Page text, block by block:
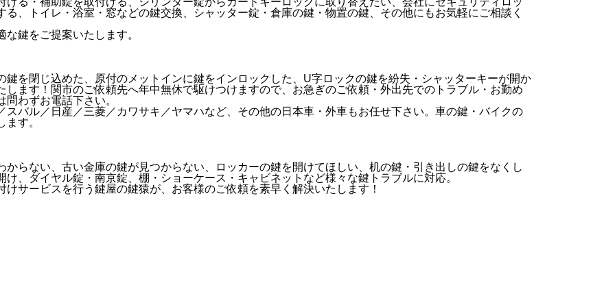
、トイレ・浴室・窓などの鍵交換、シャッター錠・倉庫の鍵・物置の鍵、その他にもお気軽にご相談く
鍵をご提案いたします。
を閉じ込めた、原付のメットインに鍵をインロックした、U字ロックの鍵を紛失・シャッターキーが開か
ます！関市のご依頼先へ年中無休で駆けつけますので、お急ぎのご依頼・外出先でのトラブル・お勤め
わずお電話下さい。
バル／日産／三菱／カワサキ／ヤマハなど、その他の日本車・外車もお任せ下さい。車の鍵・バイクの
す。
らない、古い金庫の鍵が見つからない、ロッカーの鍵を開けてほしい、机の鍵・引き出しの鍵をなくし
、ダイヤル錠・南京錠、棚・ショーケース・キャビネットなど様々な鍵トラブルに対応。
サービスを行う鍵屋の鍵猿が、お客様のご依頼を素早く解決いたします！